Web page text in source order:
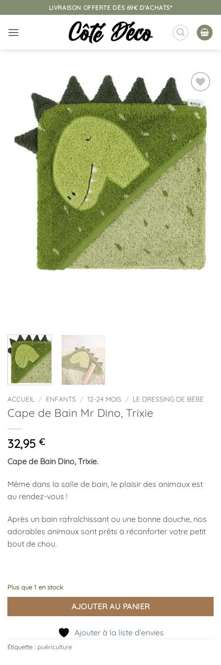
au
contenu
LIVRAISON OFFERTE DÈS 69€ D'ACHATS*
Ajouter
à la
liste
d’envies
ACCUEIL / ENFANTS / 12-24 MOIS / LE DRESSING DE BÉBÉ
Cape de Bain Mr Dino, Trixie
32,95 €
Cape de Bain Dino, Trixie.
Même dans la salle de bain, le plaisir des animaux est
au rendez-vous !
Après un bain rafraîchissant ou une bonne douche, nos
adorables animaux sont prêts à réconforter votre petit
bout de chou.
Plus que 1 en stock
AJOUTER AU PANIER
Ajouter à la liste d’envies
Étiquette : puériculture